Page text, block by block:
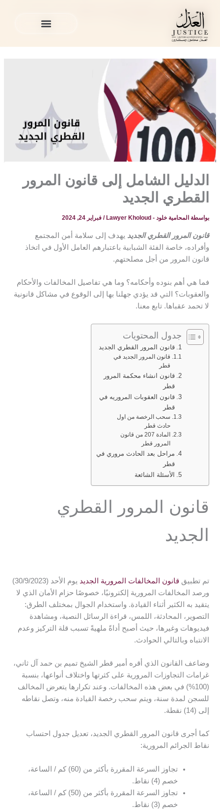
المحتوى
المدونة القانونية
قانون المرور القطري الجديد
الدليل الشامل إلى قانون المرور
القطري الجديد
بواسطة المحامية خلود - Lawyer Kholoud /فبراير 24, 2024
قانون المرور القطري الجديد يهدف إلى سلامة أمن المجتمع
وأفراده، خاصة الفئة الشبابية باعتبارهم العامل الأول في اتخاذ
قانون المرور من أجل مصلحتهم.
فما هي أهم بنوده وأحكامه؟ وما هي تفاصيل المخالفات والأحكام
والعقوبات؟ التي قد يؤدي جهلنا بها إلى الوقوع في مشاكل قانونية
لا تحمد عقباها. تابع معنا.
جدول المحتويات
قانون المرور القطري الجديد
قانون المرور الجديد في
قطر
قانون انشاء محكمة المرور
قطر
قانون العقوبات المروريه في
قطر
سحب الرخصة من اول
حادث قطر
المادة 207 من قانون
المرور قطر
مراحل بعد الحادث مروري في
قطر
الأسئلة الشائعة
قانون المرور القطري
الجديد
تم تطبيق قانون المخالفات المرورية الجديد
يوم الأحد (30/9/2023)
ورصد المخالفات المرورية إلكترونيًا، خصوصًا حزام الأمان الذي لا
يتقيد به الكثير أثناء القيادة. واستخدام الجوال بمختلف الطرق:
التصوير، المحادثة، اللمس، قراءة الرسائل النصية، ومشاهدة
فيديوهات وغيرها، حيث أصبح أداةً ملهيةً تسبب قلة التركيز وعدم
الانتباه وبالتالي الحوادث.
وضاعف القانون الذي أقره أمير قطر الشيخ تميم بن حمد آل ثاني،
غرامات التجاوزات المرورية على كثرتها واختلاف أنواعها، بنسبة
(100%) في بعض هذه المخالفات. وعند تكرارها يتعرض المخالف
للسجن لمدة سنة، ويتم سحب رخصة القيادة منه، وتصل نقاطه
إلى (14) نقطة.
كما أجرى قانون المرور القطري الجديد، تعديل جدول احتساب
نقاط الجرائم المرورية:
تجاوز السرعة المقررة بأكثر من (60) كم / الساعة،
خصم (4) نقاط.
تجاوز السرعة المقررة بأكثر من (50) كم / الساعة،
خصم (3) نقاط.